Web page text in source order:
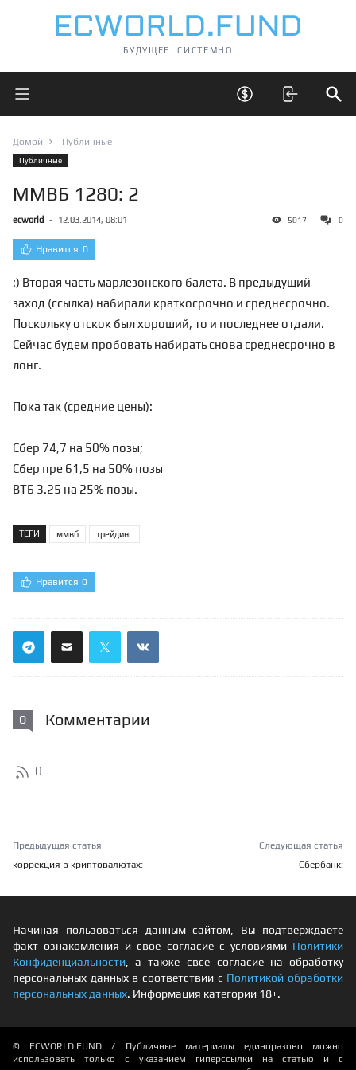
БУДУЩЕЕ. СИСТЕМНО
Открыть главное меню Открыть скрытые
Домой Публичные
Публичные
ММВБ 1280: 2
ecworld - 12.03.2014, 08:01 5017 0
Нравится 0
:) Вторая часть марлезонского балета. В предыдущий
заход (ссылка) набирали краткосрочно и среднесрочно.
Поскольку отскок был хороший, то и последнее отдали.
Сейчас будем пробовать набирать снова среднесрочно в
лонг.
Пока так (средние цены):
Сбер 74,7 на 50% позы;
Сбер пре 61,5 на 50% позы
ВТБ 3.25 на 25% позы.
ТЕГИ ммвб трейдинг
Нравится 0
0 Комментарии
0
Предыдущая статья
коррекция в криптовалютах:
Следующая статья
Сбербанк:
Начиная пользоваться данным сайтом, Вы подтверждаете
факт ознакомления и свое согласие с условиями Политики
Конфиденциальности , а также свое согласие на обработку
персональных данных в соответствии с Политикой обработки
персональных данных. Информация категории 18+.
© ECWORLD.FUND / Публичные материалы единоразово можно
использовать только с указанием гиперссылки на статью и с